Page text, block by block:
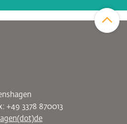
Zum
+49 3378 870013